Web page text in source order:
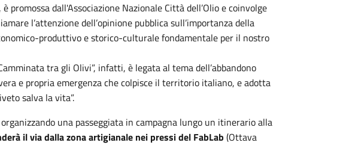
promossa dall'Associazione Nazionale Città dell’Olio e coinvolge
l’attenzione dell’opinione pubblica sull’importanza della
produttivo e storico-culturale fondamentale per il nostro
tra gli Olivi”, infatti, è legata al tema dell’abbandono
e propria emergenza che colpisce il territorio italiano, e adotta
salva la vita”.
una passeggiata in campagna lungo un itinerario alla
il via dalla zona artigianale nei pressi del FabLab (Ottava